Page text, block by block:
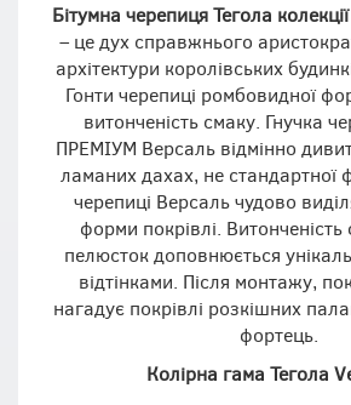
Бітумна черепиця Тегола
– це дух справжнього
архітектури королівських
Гонти черепиці ромбовидної
витонченість смаку. Гнучка
ПРЕМІУМ Версаль відмінно
ламаних дахах, не стандартної
черепиці Версаль чудово
форми покрівлі.
пелюсток доповнюється
відтінками. Після монтажу,
нагадує покрівлі розкішних
фортець.
Колірна гама Тегола